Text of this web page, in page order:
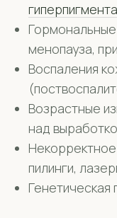
менопауза,
Воспаления
Возрастные
над
пилинги,